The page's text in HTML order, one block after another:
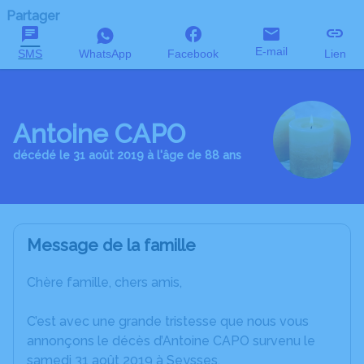
Partager
SMS WhatsApp Facebook E-mail Lien
Antoine CAPO
décédé le 31 août 2019 à l'âge de 88 ans
Message de la famille
Chère famille, chers amis,
C’est avec une grande tristesse que nous vous
annonçons le décès d’Antoine CAPO survenu le
samedi 31 août 2019 à Seysses.